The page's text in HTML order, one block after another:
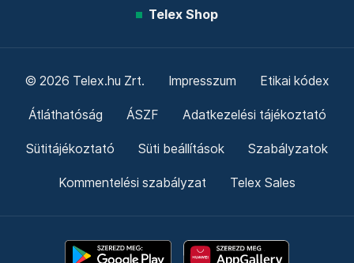
Telex Shop
© 2026 Telex.hu Zrt. Impresszum Etikai kódex
Átláthatóság ÁSZF Adatkezelési tájékoztató
Sütitájékoztató Süti beállítások Szabályzatok
Kommentelési szabályzat Telex Sales